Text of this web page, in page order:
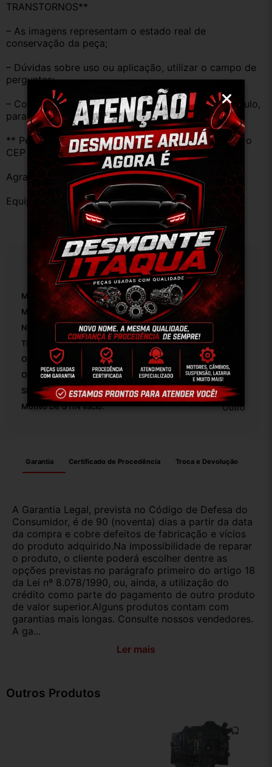
TRANSTORNOS**
– As imagens representam o estado real de
conservação da peça;
– Dúvidas sobre uso ou aplicação, utilizar o campo de
perguntas;
– Compare o produto anunciado com o do seu veículo,
para evitar trocas;
** Peças que não tem opção de envio, favor deixar o
CEP na área de perguntas para realizar cotação **
Agradecemos a preferência!
Equipe DESMONTE ARUJÁ.
Especificações
Marca:
Modelo: Fiesta 2003/2014
Número De Peça:
Tipo De Veículo: Carro/Caminhonete
Origem:
OEM: Original
SKU: 11457
Motivo De GTIN Vacío: Outro
Garantia Certificado de Procedência Troca e Devolução
A Garantia Legal, prevista no Código de Defesa do
Consumidor, é de 90 (noventa) dias a partir da data
da compra e cobre defeitos de fabricação e vícios
do produto adquirido.Na impossibilidade de reparar
o produto, o cliente poderá escolher dentre as
opções previstas no parágrafo primeiro do artigo 18
da Lei nº 8.078/1990, ou, ainda, a utilização do
crédito como parte do pagamento de outro produto
de valor superior.Alguns produtos contam com
garantias mais longas. Consulte nossos vendedores.
A ga...
Ler mais
Outros Produtos